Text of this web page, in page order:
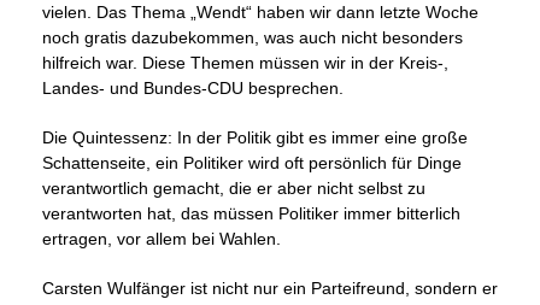
vielen. Das Thema „Wendt“ haben wir dann letzte Woche
noch gratis dazubekommen, was auch nicht besonders
hilfreich war. Diese Themen müssen wir in der Kreis-,
Landes- und Bundes-CDU besprechen.
Die Quintessenz: In der Politik gibt es immer eine große
Schattenseite, ein Politiker wird oft persönlich für Dinge
verantwortlich gemacht, die er aber nicht selbst zu
verantworten hat, das müssen Politiker immer bitterlich
ertragen, vor allem bei Wahlen.
Carsten Wulfänger ist nicht nur ein Parteifreund, sondern er